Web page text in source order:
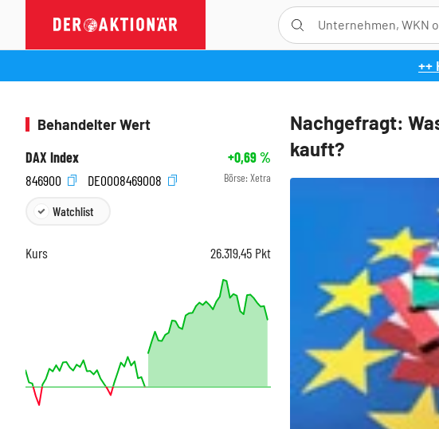
++
Nachgefragt:
kauft?
Behandelter Wert
DAX Index
+0,69%
846900
DE0008469008 Börse: Xetra
Watchlist
Kurs 26.319,45 Pkt